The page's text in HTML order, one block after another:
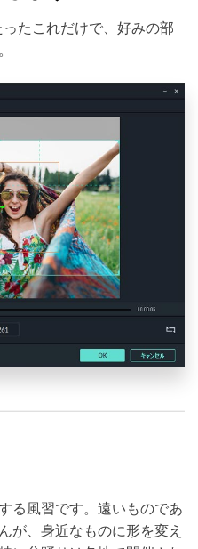
ったこれだけで、好みの部
る風習です。遠いものであ
が、身近なものに形を変え